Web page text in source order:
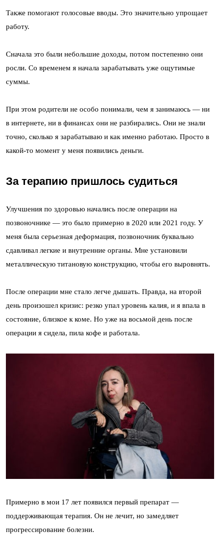
Также помогают голосовые вводы. Это значительно упрощает
работу.
Сначала это были небольшие доходы, потом постепенно они
росли. Со временем я начала зарабатывать уже ощутимые
суммы.
При этом родители не особо понимали, чем я занимаюсь — ни
в интернете, ни в финансах они не разбирались. Они не знали
точно, сколько я зарабатываю и как именно работаю. Просто в
какой-то момент у меня появились деньги.
За терапию пришлось судиться
Улучшения по здоровью начались после операции на
позвоночнике — это было примерно в 2020 или 2021 году. У
меня была серьезная деформация, позвоночник буквально
сдавливал легкие и внутренние органы. Мне установили
металлическую титановую конструкцию, чтобы его выровнять.
После операции мне стало легче дышать. Правда, на второй
день произошел кризис: резко упал уровень калия, и я впала в
состояние, близкое к коме. Но уже на восьмой день после
операции я сидела, пила кофе и работала.
Примерно в мои 17 лет появился первый препарат —
поддерживающая терапия. Он не лечит, но замедляет
прогрессирование болезни.